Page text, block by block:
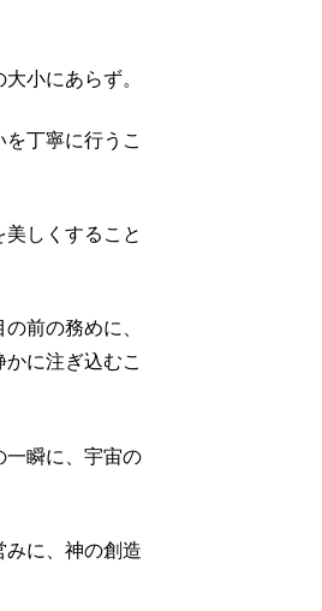
小にあらず。
丁寧に行うこ
しくすること
前の務めに、
に注ぎ込むこ
一瞬に、宇宙の
みに、神の創造